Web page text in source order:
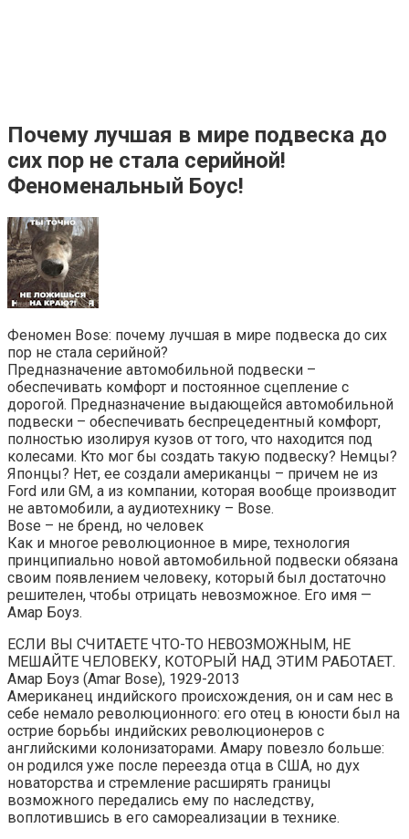
Почему лучшая в мире подвеска до
сих пор не стала серийной!
Феноменальный Боус!
Феномен Bose: почему лучшая в мире подвеска до сих
пор не стала серийной?
Предназначение автомобильной подвески –
обеспечивать комфорт и постоянное сцепление с
дорогой. Предназначение выдающейся автомобильной
подвески – обеспечивать беспрецедентный комфорт,
полностью изолируя кузов от того, что находится под
колесами. Кто мог бы создать такую подвеску? Немцы?
Японцы? Нет, ее создали американцы – причем не из
Ford или GM, а из компании, которая вообще производит
не автомобили, а аудиотехнику – Bose.
Bose – не бренд, но человек
Как и многое революционное в мире, технология
принципиально новой автомобильной подвески обязана
своим появлением человеку, который был достаточно
решителен, чтобы отрицать невозможное. Его имя —
Амар Боуз.
ЕСЛИ ВЫ СЧИТАЕТЕ ЧТО-ТО НЕВОЗМОЖНЫМ, НЕ
МЕШАЙТЕ ЧЕЛОВЕКУ, КОТОРЫЙ НАД ЭТИМ РАБОТАЕТ.
Амар Боуз (Amar Bose), 1929-2013
Американец индийского происхождения, он и сам нес в
себе немало революционного: его отец в юности был на
острие борьбы индийских революционеров с
английскими колонизаторами. Амару повезло больше:
он родился уже после переезда отца в США, но дух
новаторства и стремление расширять границы
возможного передались ему по наследству,
воплотившись в его самореализации в технике.